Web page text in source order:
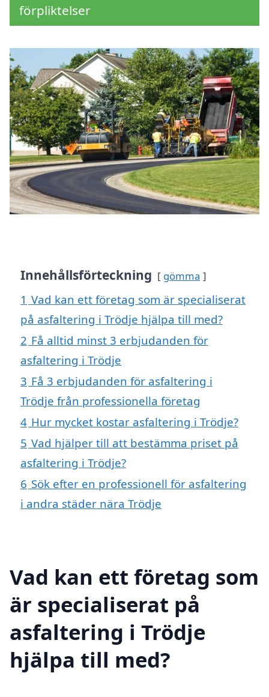
förpliktelser
Innehållsförteckning gömma
1 Vad kan ett företag som är specialiserat
på asfaltering i Trödje hjälpa till med?
2 Få alltid minst 3 erbjudanden för
asfaltering i Trödje
3 Få 3 erbjudanden för asfaltering i
Trödje från professionella företag
4 Hur mycket kostar asfaltering i Trödje?
5 Vad hjälper till att bestämma priset på
asfaltering i Trödje?
6 Sök efter en professionell för asfaltering
i andra städer nära Trödje
Vad kan ett företag som
är specialiserat på
asfaltering i Trödje
hjälpa till med?